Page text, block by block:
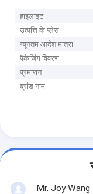
हाइलाइट
उत्पत्ति के प्लेस
न्यूनतम आदेश मात्रा
पैकेजिंग विवरण
प्रमाणन
ब्रांड नाम
Mr. Joy Wang